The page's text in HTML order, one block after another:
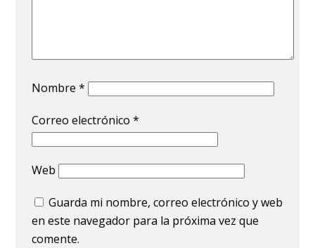
Nombre*
Correo electrónico*
Web
Guarda mi nombre, correo electrónico y web
en este navegador para la próxima vez que
comente.